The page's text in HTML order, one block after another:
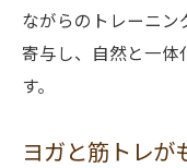
ながらのトレーニン
寄与し、自然と一体
す。
ヨガと筋トレが